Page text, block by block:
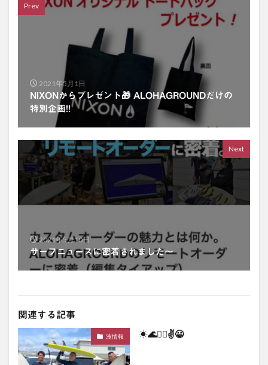
Prev
2021年5月1日
NIXONからプレゼント🎁 ALOHAGROUNDだけの
特別企画!!
Next
2021年5月10日
サーフニュースに密着されました〜
関連する記事
波情報 ☀️🌊🏄‍♂️✌️😀